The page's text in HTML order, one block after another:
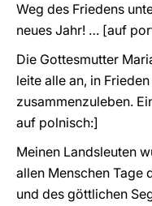
Weg des Friedens
neues Jahr! … [auf
Die Gottesmutter
leite alle an, in
zusammenzuleben.
auf polnisch:]
Meinen Landsleuten
allen Menschen Tage
und des göttlichen